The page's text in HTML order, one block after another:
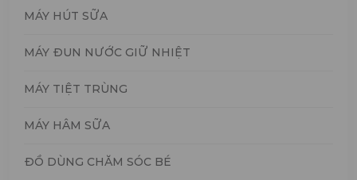
MÁY HÚT SỮA
MÁY ĐUN NƯỚC GIỮ NHIỆT
MÁY TIỆT TRÙNG
MÁY HÂM SỮA
ĐỒ DÙNG CHĂM SÓC BÉ